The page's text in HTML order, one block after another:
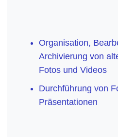
Organisation,
Archivierung von
Fotos und Videos
Durchführung von
Präsentationen